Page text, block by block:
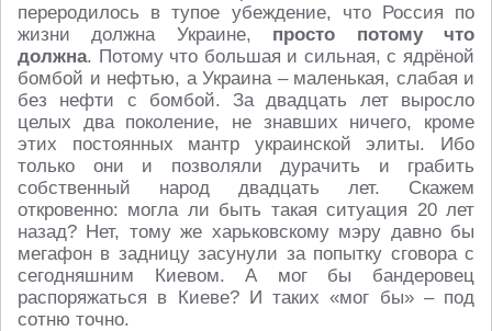
переродилось в тупое убеждение, что Россия по
жизни должна Украине, просто потому что
должна. Потому что большая и сильная, с ядрёной
бомбой и нефтью, а Украина – маленькая, слабая и
без нефти с бомбой. За двадцать лет выросло
целых два поколение, не знавших ничего, кроме
этих постоянных мантр украинской элиты. Ибо
только они и позволяли дурачить и грабить
собственный народ двадцать лет. Скажем
откровенно: могла ли быть такая ситуация 20 лет
назад? Нет, тому же харьковскому мэру давно бы
мегафон в задницу засунули за попытку сговора с
сегодняшним Киевом. А мог бы бандеровец
распоряжаться в Киеве? И таких «мог бы» – под
сотню точно.